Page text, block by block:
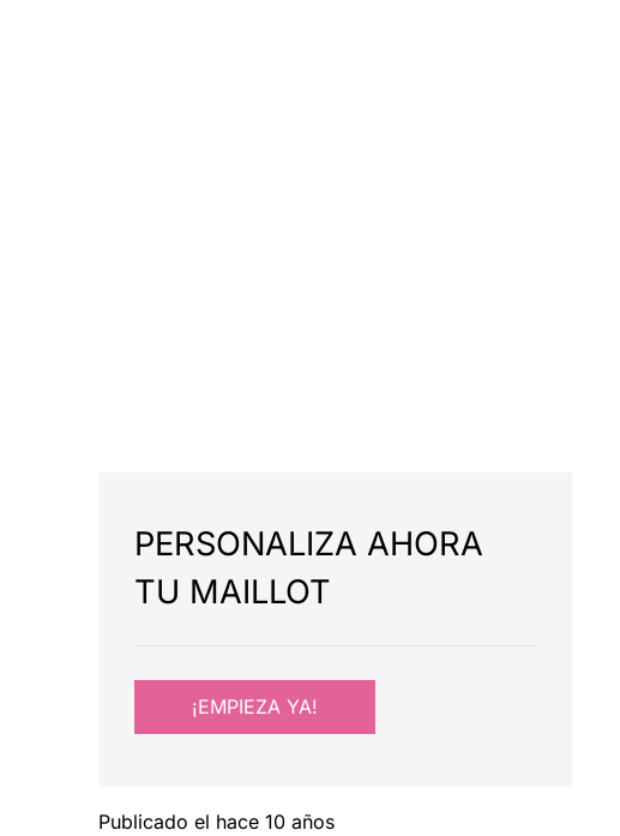
PERSONALIZA AHORA
TU MAILLOT
¡EMPIEZA YA!
Publicado el hace 10 años